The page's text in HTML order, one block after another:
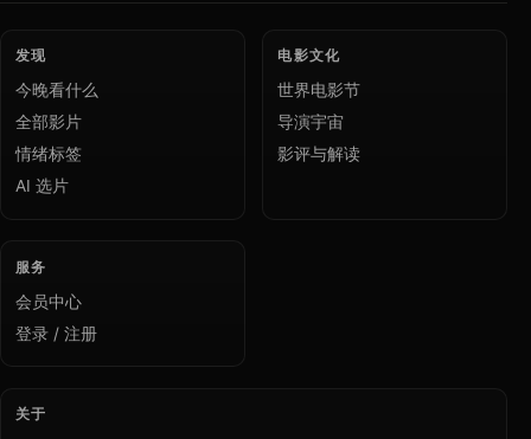
发现
今晚看什么
全部影片
情绪标签
AI 选片
电影文化
世界电影节
导演宇宙
影评与解读
服务
会员中心
登录 / 注册
关于